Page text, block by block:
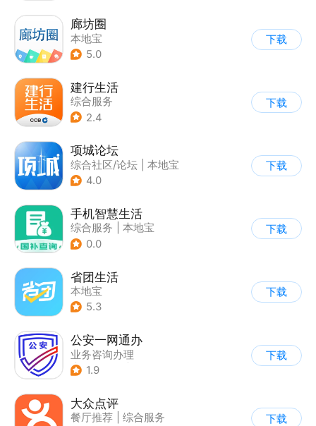
廊坊圈
本地宝
5.0
下载
建行生活
综合服务
2.4
下载
项城论坛
综合社区/论坛
本地宝
4.0
下载
手机智慧生活
综合服务
本地宝
0.0
下载
省团生活
本地宝
5.3
下载
公安一网通办
业务咨询办理
| 政企业务
1.9
下载
大众点评
餐厅推荐
综合服务
下载